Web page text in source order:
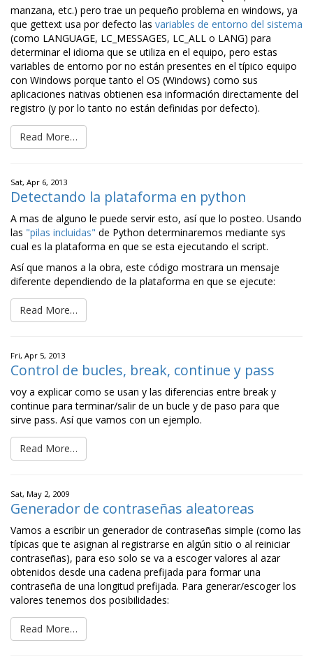
manzana, etc.) pero trae un pequeño problema en windows, ya
que gettext usa por defecto las variables de entorno del sistema
(como LANGUAGE, LC_MESSAGES, LC_ALL o LANG) para
determinar el idioma que se utiliza en el equipo, pero estas
variables de entorno por no están presentes en el típico equipo
con Windows porque tanto el OS (Windows) como sus
aplicaciones nativas obtienen esa información directamente del
registro (y por lo tanto no están definidas por defecto).
Read More…
Sat, Apr 6, 2013
Detectando la plataforma en python
A mas de alguno le puede servir esto, así que lo posteo. Usando
las "pilas incluidas" de Python determinaremos mediante sys
cual es la plataforma en que se esta ejecutando el script.
Así que manos a la obra, este código mostrara un mensaje
diferente dependiendo de la plataforma en que se ejecute:
Read More…
Fri, Apr 5, 2013
Control de bucles, break, continue y pass
voy a explicar como se usan y las diferencias entre break y
continue para terminar/salir de un bucle y de paso para que
sirve pass. Así que vamos con un ejemplo.
Read More…
Sat, May 2, 2009
Generador de contraseñas aleatoreas
Vamos a escribir un generador de contraseñas simple (como las
típicas que te asignan al registrarse en algún sitio o al reiniciar
contraseñas), para eso solo se va a escoger valores al azar
obtenidos desde una cadena prefijada para formar una
contraseña de una longitud prefijada. Para generar/escoger los
valores tenemos dos posibilidades:
Read More…